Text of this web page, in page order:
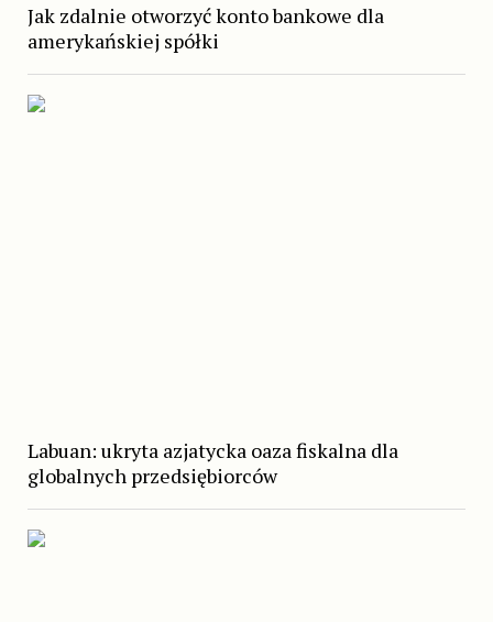
Jak zdalnie otworzyć konto bankowe dla
amerykańskiej spółki
Labuan: ukryta azjatycka oaza fiskalna dla
globalnych przedsiębiorców